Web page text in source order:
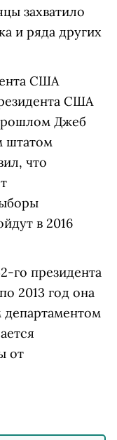
захватило
и ряда других
США
США
Джеб
штатом
что
в 2016
го президента
2013 год она
департаментом
от